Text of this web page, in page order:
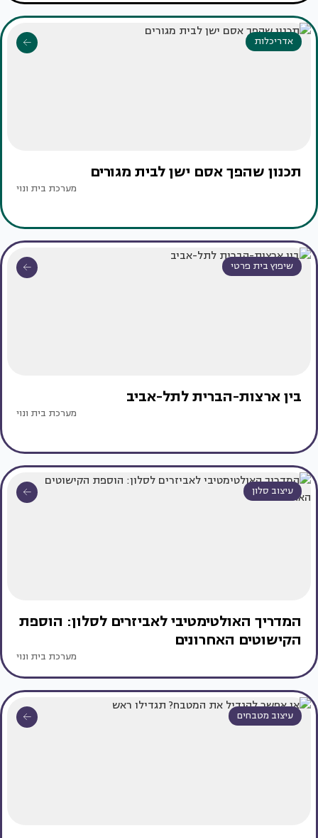
אדריכלות
תכנון שהפך אסם ישן לבית מגורים
מערכת בית ונוי
שיפוץ בית פרטי
בין ארצות-הברית לתל-אביב
מערכת בית ונוי
עיצוב סלון
המדריך האולטימטיבי לאביזרים לסלון: הוספת
הקישוטים האחרונים
מערכת בית ונוי
עיצוב מטבחים